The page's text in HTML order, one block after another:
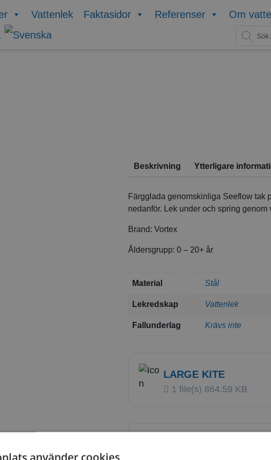
Vattenlek Faktasidor Referenser Om
Beskrivning Ytterligare
Färgglada genomskinliga Seeflow tak
nedanför. Lek under och spring genom
Brand: Vortex
Åldersgrupp: 0 – 20+ år
Material Stål
Lekredskap Vattenlek
Fallunderlag Krävs inte
LARGE KITE
1 file(s) 864.59 KB